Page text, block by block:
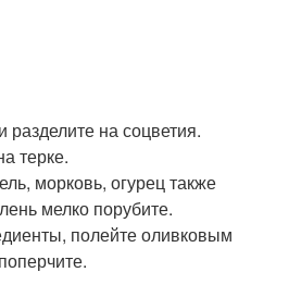
на соцветия.
терке.
морковь, огурец также
мелко порубите.
полейте оливковым